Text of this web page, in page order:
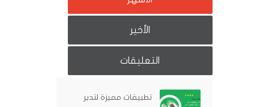
الأخير
التعليقات
تطبيقات مميزة لتدبر